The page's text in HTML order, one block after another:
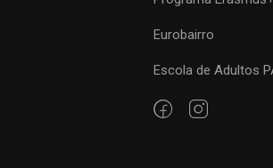
Eurobairro
Escola de Adultos